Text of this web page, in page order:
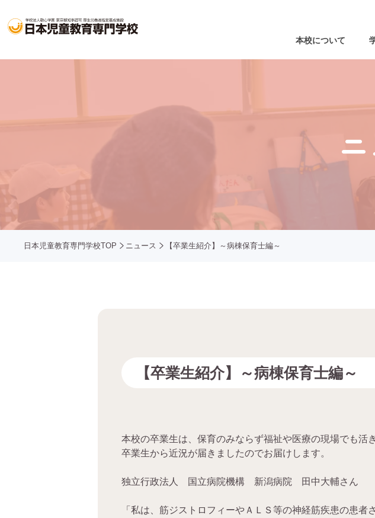
本校について
日本児童教育専門学校TOP ニュース 【卒業生紹介】～病棟保育士編～
【卒業生紹介】～病棟保育士編～
本校の卒業生は、保育のみならず福祉や医療の現場でも活
卒業生から近況が届きましたのでお届けします。
独立行政法人 国立病院機構 新潟病院 田中大輔さん
「私は、筋ジストロフィーやＡＬＳ等の神経筋疾患の患